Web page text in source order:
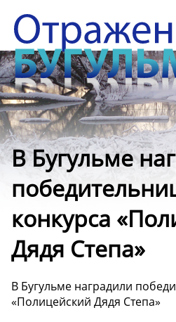
В Бугульме
конкурса
Дядя Степа»
В Бугульме наградили
«Полицейский Дядя Степа»